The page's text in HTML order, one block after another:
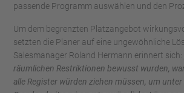
passende Programm auswählen und den
Um dem begrenzten Platzangebot
setzten die Planer auf eine ungewöhnliche
Salesmanager Roland Hermann erinnert sich:
räumlichen Restriktionen bewusst wurden,
alle Register würden ziehen müssen, um unter